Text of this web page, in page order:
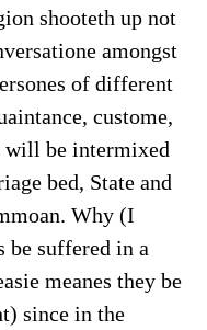
shooteth up not
amongst
of different
custome,
be intermixed
bed, State and
Why (I
be suffered in a
meanes they be
since in the